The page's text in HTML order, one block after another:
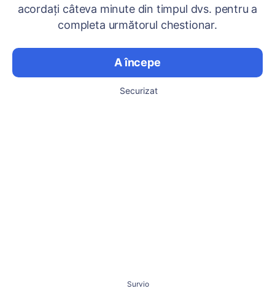
acordați câteva minute din timpul dvs. pentru a
completa următorul chestionar.
A începe
Securizat
Survio